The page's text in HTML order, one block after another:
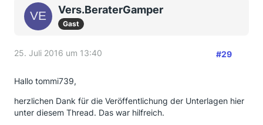
Vers.BeraterGamper
Gast
25. Juli 2016 um 13:40 #29
Hallo tommi739,
herzlichen Dank für die Veröffentlichung der Unterlagen hier
unter diesem Thread. Das war hilfreich.